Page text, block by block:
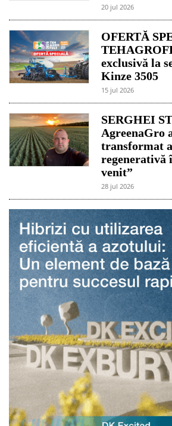
20 jul 2026
OFERTĂ
exclusivă la
Kinze 3505
15 jul 2026
SERGHEI
AgreenaGro
transformat
regenerativă
venit”
28 jul 2026